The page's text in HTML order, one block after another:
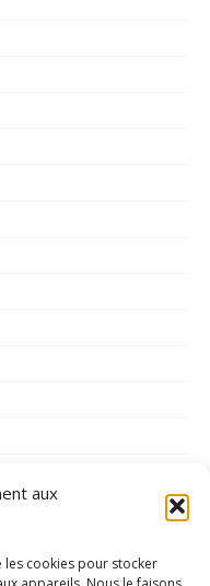
aux
les cookies pour stocker